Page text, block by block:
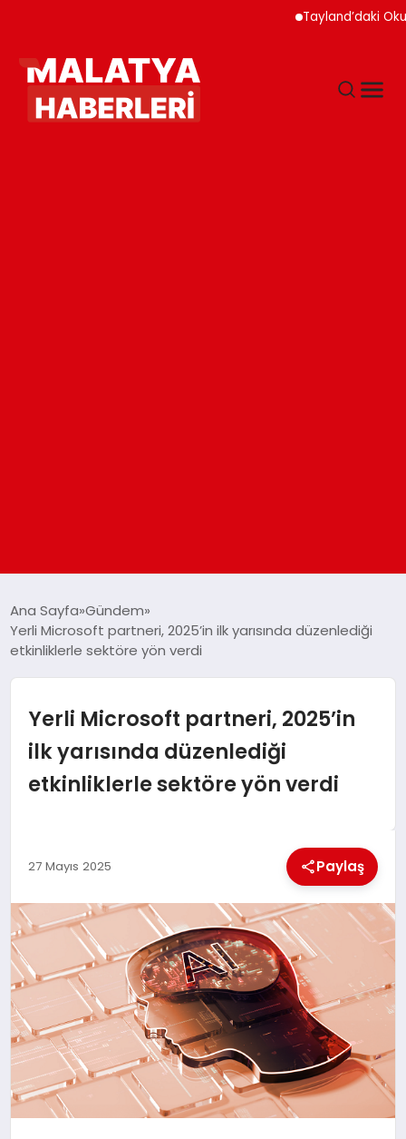
Tayland’daki Okul
GÜNDEM
DÜNYA
EĞITIM
MAGAZIN
SAĞLIK
SIYASET
SPOR
TEKNOLOJI
Ana Sayfa Gündem
Yerli Microsoft partneri, 2025’in ilk yarısında düzenlediği
etkinliklerle sektöre yön verdi
Yerli Microsoft partneri, 2025’in
ilk yarısında düzenlediği
etkinliklerle sektöre yön verdi
27 Mayıs 2025 Paylaş